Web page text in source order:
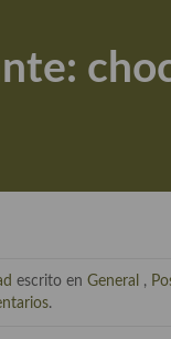
escrito en General ,
.